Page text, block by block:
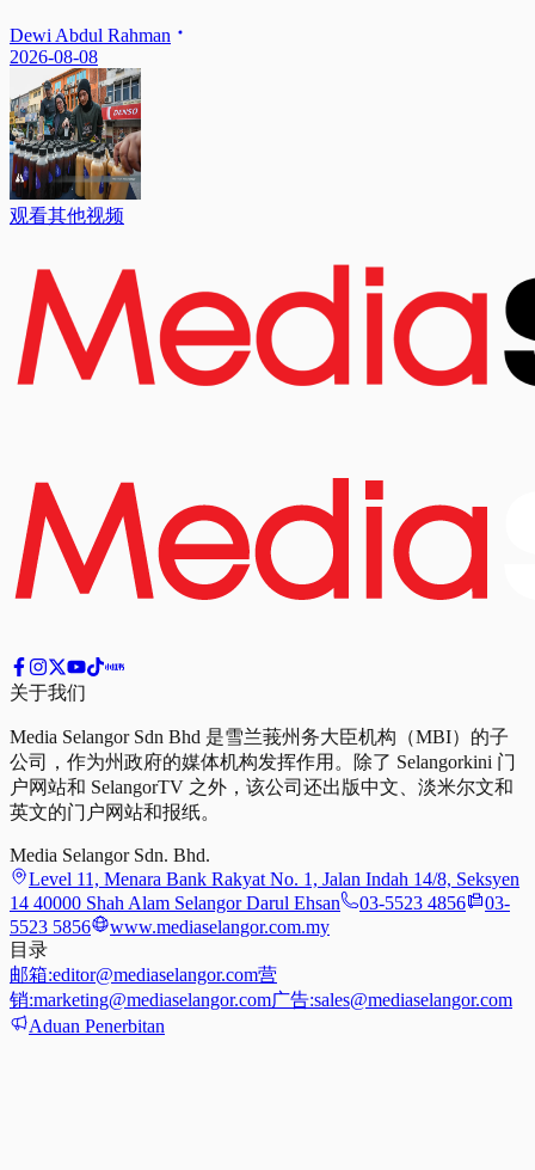
Dewi Abdul Rahman
2026-08-08
观看其他视频
关于我们
Media Selangor Sdn Bhd 是雪兰莪州务大臣机构（MBI）的子
公司，作为州政府的媒体机构发挥作用。除了 Selangorkini 门
户网站和 SelangorTV 之外，该公司还出版中文、淡米尔文和
英文的门户网站和报纸。
Media Selangor Sdn. Bhd.
Level 11, Menara Bank Rakyat No. 1, Jalan Indah 14/8, Seksyen
14 40000 Shah Alam Selangor Darul Ehsan
03-5523 4856
03-
5523 5856
www.mediaselangor.com.my
目录
邮箱:editor@mediaselangor.com营
销:marketing@mediaselangor.com广告:sales@mediaselangor.com
Aduan Penerbitan